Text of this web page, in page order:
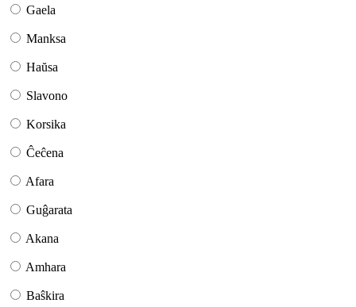
Gaela
Manksa
Haŭsa
Slavono
Korsika
Ĉeĉena
Afara
Guĝarata
Akana
Amhara
Baŝkira